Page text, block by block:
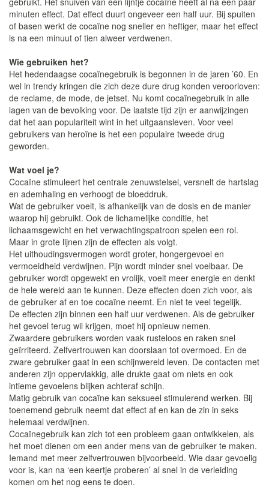
minuten effect. Dat effect duurt ongeveer een half uur. Bij spuiten
of basen werkt de cocaïne nog sneller en heftiger, maar het effect
is na een minuut of tien alweer verdwenen.
Wie gebruiken het?
Het hedendaagse cocaïnegebruik is begonnen in de jaren ’60. En
wel in trendy kringen die zich deze dure drug konden veroorloven:
de reclame, de mode, de jetset. Nu komt cocaïnegebruik in alle
lagen van de bevolking voor. De laatste tijd zijn er aanwijzingen
dat het aan populariteit wint in het uitgaansleven. Voor veel
gebruikers van heroïne is het een populaire tweede drug
geworden.
Wat voel je?
Cocaïne stimuleert het centrale zenuwstelsel, versnelt de hartslag
en ademhaling en verhoogt de bloeddruk.
Wat de gebruiker voelt, is afhankelijk van de dosis en de manier
waarop hij gebruikt. Ook de lichamelijke conditie, het
lichaamsgewicht en het verwachtingspatroon spelen een rol.
Maar in grote lijnen zijn de effecten als volgt.
Het uithoudingsvermogen wordt groter, hongergevoel en
vermoeidheid verdwijnen. Pijn wordt minder snel voelbaar. De
gebruiker wordt opgewekt en vrolijk, voelt meer energie en denkt
de hele wereld aan te kunnen. Deze effecten doen zich voor, als
de gebruiker af en toe cocaïne neemt. En niet te veel tegelijk.
De effecten zijn binnen een half uur verdwenen. Als de gebruiker
het gevoel terug wil krijgen, moet hij opnieuw nemen.
Zwaardere gebruikers worden vaak rusteloos en raken snel
geïrriteerd. Zelfvertrouwen kan doorslaan tot overmoed. En de
zware gebruiker gaat in een schijnwereld leven. De contacten met
anderen zijn oppervlakkig, alle drukte gaat om niets en ook
intieme gevoelens blijken achteraf schijn.
Matig gebruik van cocaïne kan seksueel stimulerend werken. Bij
toenemend gebruik neemt dat effect af en kan de zin in seks
helemaal verdwijnen.
Cocaïnegebruik kan zich tot een probleem gaan ontwikkelen, als
het moet dienen om een ander mens van de gebruiker te maken.
Iemand met meer zelfvertrouwen bijvoorbeeld. Wie daar gevoelig
voor is, kan na ‘een keertje proberen’ al snel in de verleiding
komen om het nog eens te doen.